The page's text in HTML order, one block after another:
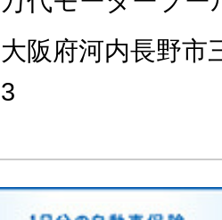
大阪府河内長野市
3